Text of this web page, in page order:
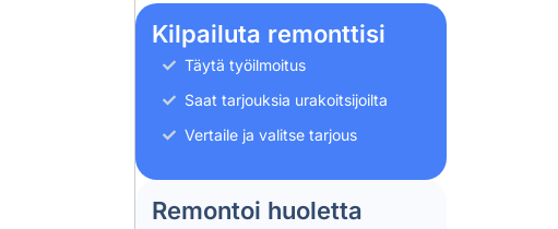
Kilpailuta remonttisi
Täytä työilmoitus
Saat tarjouksia urakoitsijoilta
Vertaile ja valitse tarjous
Remontoi huoletta